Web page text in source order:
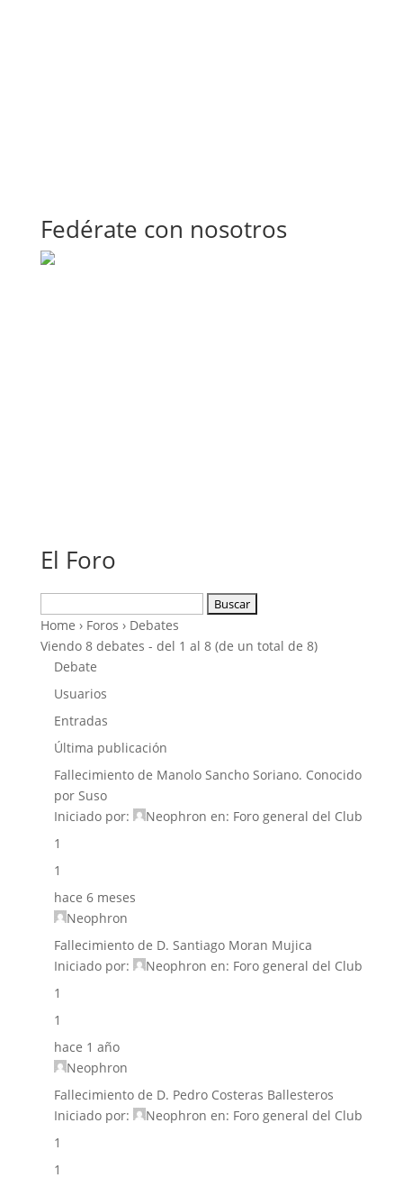
Fedérate con nosotros
El Foro
Home › Foros › Debates
Viendo 8 debates - del 1 al 8 (de un total de 8)
Debate
Usuarios
Entradas
Última publicación
Fallecimiento de Manolo Sancho Soriano. Conocido
por Suso
Iniciado por:
Neophron en: Foro general del Club
1
1
hace 6 meses
Neophron
Fallecimiento de D. Santiago Moran Mujica
Iniciado por:
Neophron en: Foro general del Club
1
1
hace 1 año
Neophron
Fallecimiento de D. Pedro Costeras Ballesteros
Iniciado por:
Neophron en: Foro general del Club
1
1